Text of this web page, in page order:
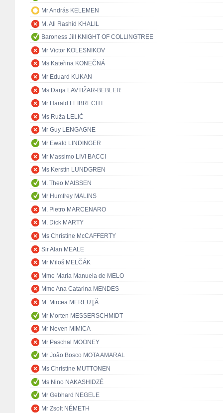
Mr András KELEMEN
M. Ali Rashid KHALIL
Baroness Jill KNIGHT OF COLLINGTREE
Mr Victor KOLESNIKOV
Ms Kateřina KONEČNÁ
Mr Eduard KUKAN
Ms Darja LAVTIŽAR-BEBLER
Mr Harald LEIBRECHT
Ms Ruža LELIĆ
Mr Guy LENGAGNE
Mr Ewald LINDINGER
Mr Massimo LIVI BACCI
Ms Kerstin LUNDGREN
M. Theo MAISSEN
Mr Humfrey MALINS
M. Pietro MARCENARO
M. Dick MARTY
Ms Christine McCAFFERTY
Sir Alan MEALE
Mr Miloš MELČÁK
Mme Maria Manuela de MELO
Mme Ana Catarina MENDES
M. Mircea MEREUŢĂ
Mr Morten MESSERSCHMIDT
Mr Neven MIMICA
Mr Paschal MOONEY
Mr João Bosco MOTA AMARAL
Ms Christine MUTTONEN
Ms Nino NAKASHIDZÉ
Mr Gebhard NEGELE
Mr Zsolt NÉMETH